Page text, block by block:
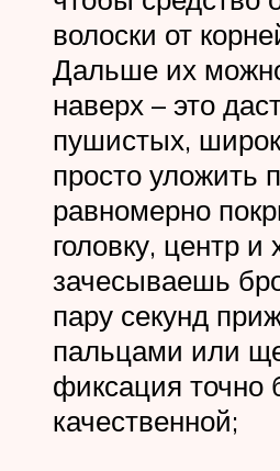
волоски от
Дальше их
наверх – это
пушистых,
просто уложить
равномерно
головку, центр и
зачесываешь
пару секунд
пальцами или
фиксация точно
качественной;